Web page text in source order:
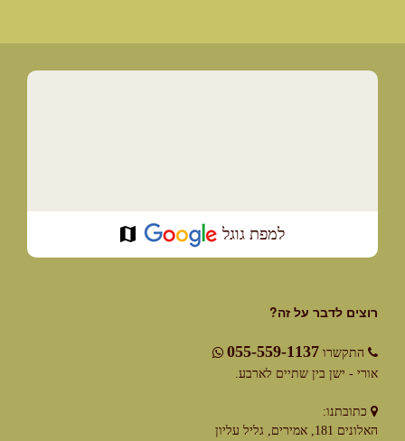
למפת גוגל
רוצים לדבר על זה?
התקשרו055-559-1137
אורי - ישן בין שתיים לארבע.
כתובתנו:
האלונים 181, אמירים, גליל עליון